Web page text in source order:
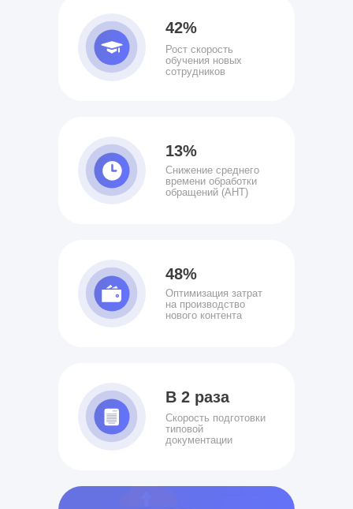
42%
Рост скорость
обучения новых
сотрудников
13%
Снижение среднего
времени обработки
обращений (AHT)
48%
Оптимизация затрат
на производство
нового контента
В 2 раза
Скорость подготовки
типовой
документации